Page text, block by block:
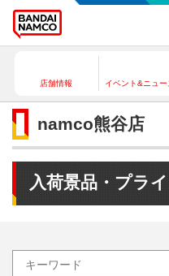
店舗情報 イベント&ニュー
namco熊谷店
入荷景品・プラ